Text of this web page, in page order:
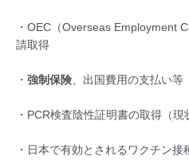
・OEC（Overseas Employment
請取得
・ 強制保険、出国費用の支払い等
・PCR検査陰性証明書の取得（現
・日本で有効とされるワクチン